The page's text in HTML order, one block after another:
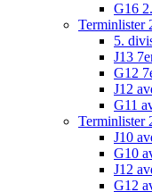
G16
Terminlister
5.
J13
G12
J12
G11
Terminlister
J10
G10
J12
G12